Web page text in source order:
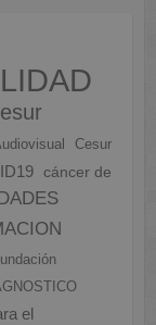
Cesur
cáncer de
el